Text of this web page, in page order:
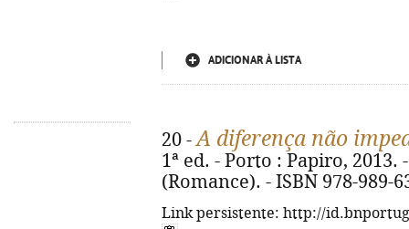
ADICIONAR À LISTA
20 -A diferença não
1ª ed. - Porto : Papiro, 2013.
(Romance). - ISBN 978-989-
Link persistente: http://